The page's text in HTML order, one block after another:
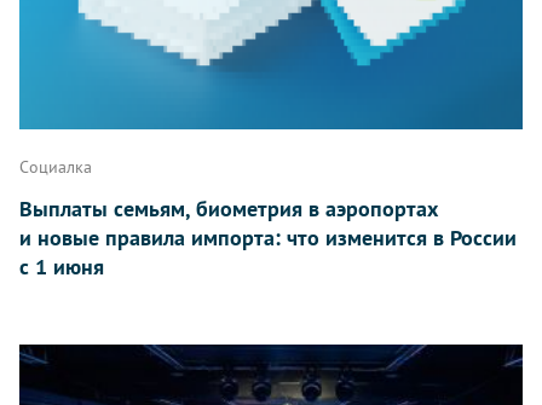
Социалка
Выплаты семьям, биометрия в аэропортах
и новые правила импорта: что изменится в России
с 1 июня